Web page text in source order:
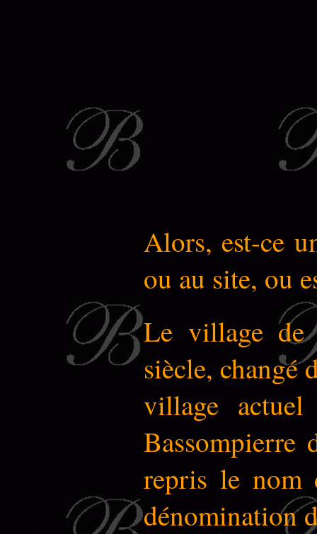
Alors, est-ce
ou au site, ou
Le village de
siècle, changé
village
repris le nom
dénomination